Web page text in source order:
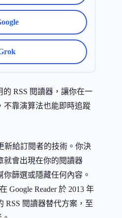
RSS 閱讀器，讓你在一
不靠演算法也能即時追蹤
新給訂閱者的技術。你決
就會出現在你的閱讀器
篩選或隱藏任何內容。
Google Reader 於 2013 年
RSS 閱讀器替代方案，至